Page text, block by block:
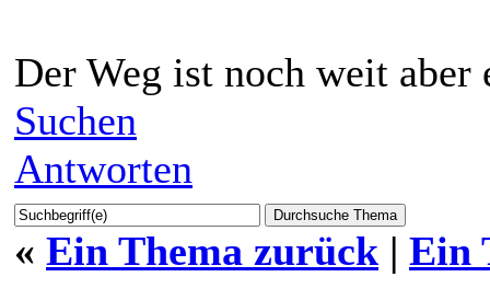
Der Weg ist noch weit aber
Suchen
Antworten
« Ein Thema zurück | Ein